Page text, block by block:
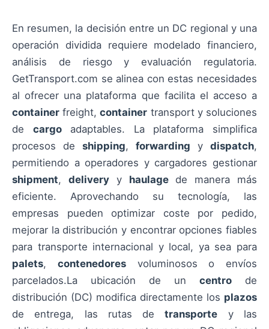
En resumen, la decisión entre un DC regional y una
operación dividida requiere modelado financiero,
análisis de riesgo y evaluación regulatoria.
GetTransport.com se alinea con estas necesidades
al ofrecer una plataforma que facilita el acceso a
container freight,container transport y soluciones
de cargoadaptables. La plataforma simplifica
procesos de shipping, forwarding y dispatch,
permitiendo a operadores y cargadores gestionar
shipment, deliveryy haulagede manera más
eficiente. Aprovechando su tecnología, las
empresas pueden optimizar coste por pedido,
mejorar la distribución y encontrar opciones fiables
para transporte internacional y local, ya sea para
palets, contenedoresvoluminosos o envíos
parcelados.La ubicación de un centro de
distribución (DC) modifica directamente los plazos
de entrega, las rutas detransporte y las